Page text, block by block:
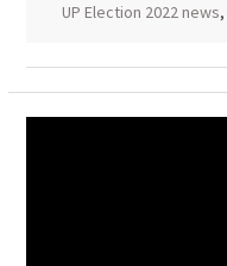
UP Election 2022 news,